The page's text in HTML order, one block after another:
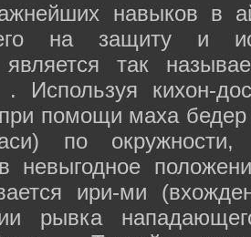
навыков в
на защиту и
является так
. Используя кихон-
помощи маха
аси) по
невыгодное
ири-ми
рывка